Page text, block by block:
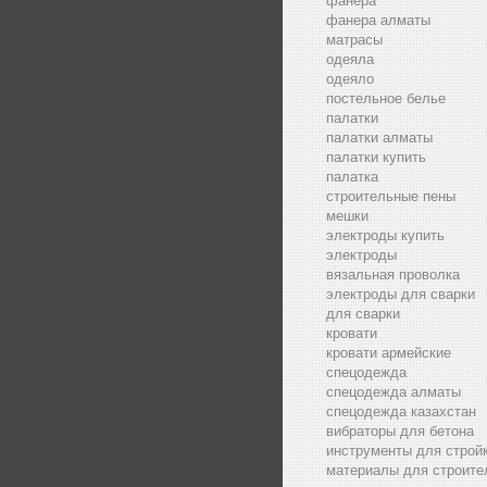
фанера алматы
матрасы
одеяла
одеяло
постельное белье
палатки
палатки алматы
палатки купить
палатка
строительные пены
мешки
электроды купить
электроды
вязальная проволка
электроды для сварки
для сварки
кровати
кровати армейские
спецодежда
спецодежда алматы
спецодежда казахстан
вибраторы для бетона
инструменты для
материалы для